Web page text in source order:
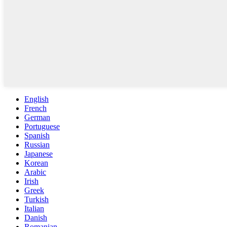
English
French
German
Portuguese
Spanish
Russian
Japanese
Korean
Arabic
Irish
Greek
Turkish
Italian
Danish